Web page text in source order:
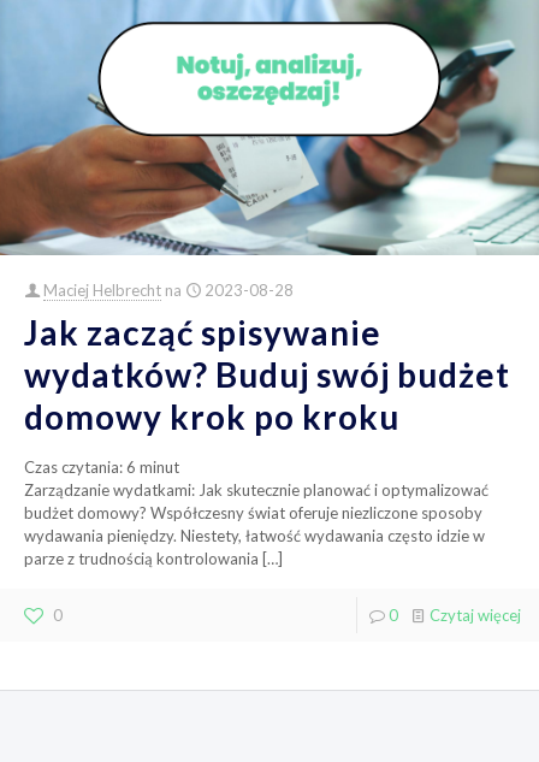
Maciej Helbrecht na 2023-08-28
Jak zacząć spisywanie
wydatków? Buduj swój budżet
domowy krok po kroku
Czas czytania:6 minut
Zarządzanie wydatkami: Jak skutecznie planować i optymalizować
budżet domowy? Współczesny świat oferuje niezliczone sposoby
wydawania pieniędzy. Niestety, łatwość wydawania często idzie w
parze z trudnością kontrolowania […]
0 0 Czytaj więcej